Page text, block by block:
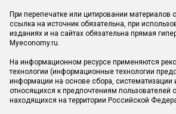
При перепечатке или цитировании материалов
ссылка на источник обязательна, при
изданиях и на сайтах обязательна прямая
Myeconomy.ru.
На информационном ресурсе применяются
технологии (информационные технологии
информации на основе сбора, систематизации
относящихся к предпочтениям пользователей
находящихся на территории Российской